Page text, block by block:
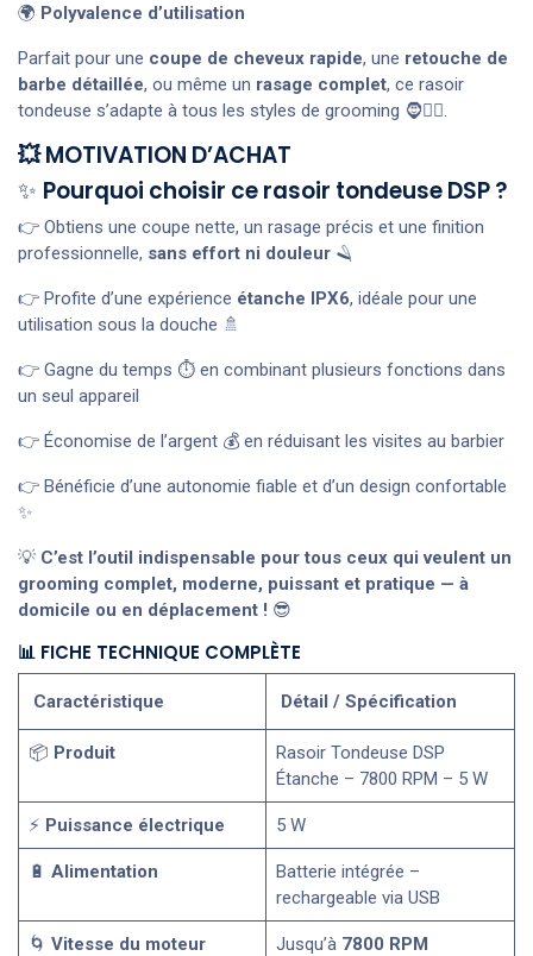
🌍 Polyvalence d’utilisation
Parfait pour une coupe de cheveux rapide, une retouche de
barbe détaillée, ou même un rasage complet, ce rasoir
tondeuse s’adapte à tous les styles de grooming 🧔💇‍♂️.
💥 MOTIVATION D’ACHAT
✨ Pourquoi choisir ce rasoir tondeuse DSP ?
👉 Obtiens une coupe nette, un rasage précis et une finition
professionnelle, sans effort ni douleur 🪒
👉 Profite d’une expérience étanche IPX6, idéale pour une
utilisation sous la douche 🚿
👉 Gagne du temps ⏱️ en combinant plusieurs fonctions dans
un seul appareil
👉 Économise de l’argent 💰 en réduisant les visites au barbier
👉 Bénéficie d’une autonomie fiable et d’un design confortable
✨
💡 C’est l’outil indispensable pour tous ceux qui veulent un
grooming complet, moderne, puissant et pratique — à
domicile ou en déplacement ! 😎
📊 FICHE TECHNIQUE COMPLÈTE
Caractéristique Détail / Spécification
📦 Produit
Rasoir Tondeuse DSP
Étanche – 7800 RPM – 5 W
⚡ Puissance électrique 5 W
🔋 Alimentation
Batterie intégrée –
rechargeable via USB
🌀 Vitesse du moteur Jusqu’à 7800 RPM